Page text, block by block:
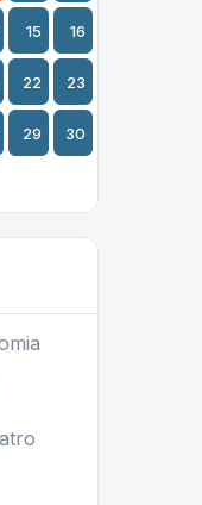
15 16
22 23
29 30